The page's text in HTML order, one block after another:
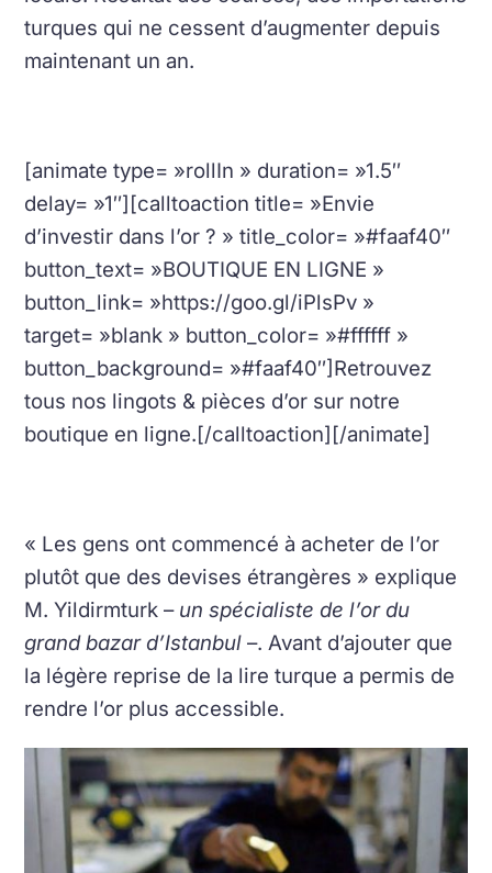
turques qui ne cessent d’augmenter depuis
maintenant un an.
[animate type= »rollIn » duration= »1.5″
delay= »1″][calltoaction title= »Envie
d’investir dans l’or ? » title_color= »#faaf40″
button_text= »BOUTIQUE EN LIGNE »
button_link= »https://goo.gl/iPlsPv »
target= »blank » button_color= »#ffffff »
button_background= »#faaf40″]Retrouvez
tous nos lingots & pièces d’or sur notre
boutique en ligne.[/calltoaction][/animate]
« Les gens ont commencé à acheter de l’or
plutôt que des devises étrangères » explique
M. Yildirmturk – un spécialiste de l’or du
grand bazar d’Istanbul –. Avant d’ajouter que
la légère reprise de la lire turque a permis de
rendre l’or plus accessible.